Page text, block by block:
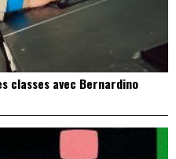
classes avec Bernardino